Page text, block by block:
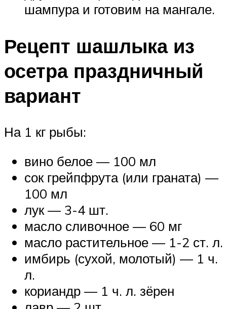
шампура и готовим на мангале.
Рецепт шашлыка из
осетра праздничный
вариант
На 1 кг рыбы:
вино белое — 100 мл
сок грейпфрута (или граната) —
100 мл
лук — 3-4 шт.
масло сливочное — 60 мг
масло растительное — 1-2 ст. л.
имбирь (сухой, молотый) — 1 ч.
л.
кориандр — 1 ч. л. зёрен